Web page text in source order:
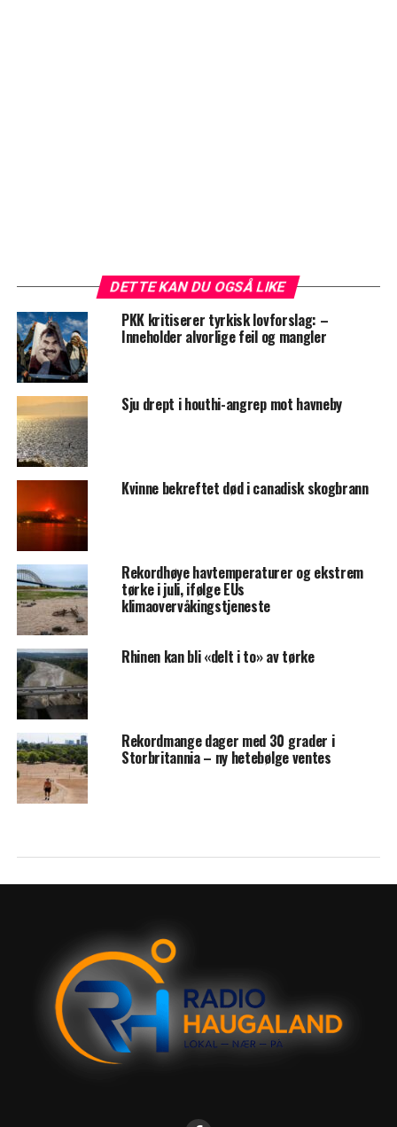
DETTE KAN DU OGSÅ LIKE
PKK kritiserer tyrkisk lovforslag: –
Inneholder alvorlige feil og mangler
Sju drept i houthi-angrep mot havneby
Kvinne bekreftet død i canadisk skogbrann
Rekordhøye havtemperaturer og ekstrem
tørke i juli, ifølge EUs
klimaovervåkingstjeneste
Rhinen kan bli «delt i to» av tørke
Rekordmange dager med 30 grader i
Storbritannia – ny hetebølge ventes